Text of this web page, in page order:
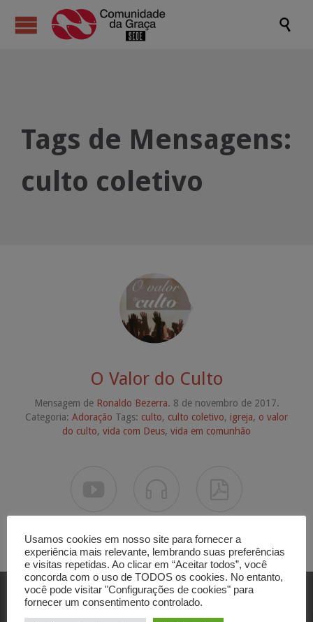

Tags de Mensagens:
culto coletivo
O Valor do Culto
Mensagem de Ronaldo Bezerra. 8 de novembro de 2017.
Categoria: Adoração Tags: culto, culto coletivo, igreja, o valor
do culto, vida com Deus, vida em comunhão
Usamos cookies em nosso site para fornecer a
experiência mais relevante, lembrando suas preferências
e visitas repetidas. Ao clicar em “Aceitar todos”, você
concorda com o uso de TODOS os cookies. No entanto,
você pode visitar "Configurações de cookies" para
fornecer um consentimento controlado.